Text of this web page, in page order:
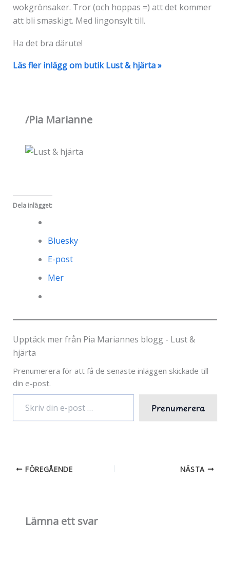
wokgrönsaker. Tror (och hoppas =) att det kommer
att bli smaskigt. Med lingonsylt till.
Ha det bra därute!
Läs fler inlägg om butik Lust & hjärta »
/Pia Marianne
Dela inlägget:
Bluesky
E-post
Mer
Upptäck mer från Pia Mariannes blogg - Lust &
hjärta
Prenumerera för att få de senaste inläggen skickade till
din e-post.
e-
Prenumerera
FÖREGÅENDE NÄSTA
Lämna ett svar